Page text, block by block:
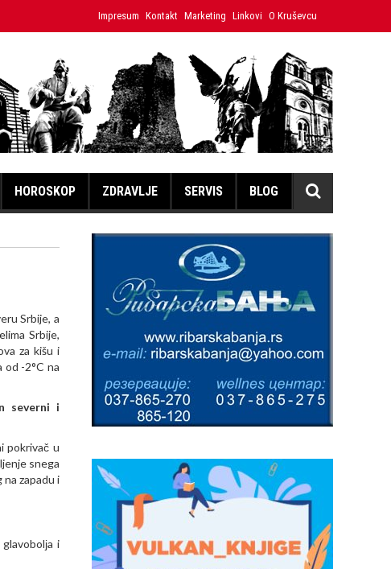
PLANIRANA ISKLJUČENJA ELEKTRIČNE ENERGIJE ZA 06.08.2026.
Impresum Kontakt Marketing Linkovi O Kruševcu
HOROSKOP ZDRAVLJE SERVIS BLOG
Srbije, a
Srbije,
za kišu i
od -2°C na
severni i
pokrivač u
snega
zapadu i
i